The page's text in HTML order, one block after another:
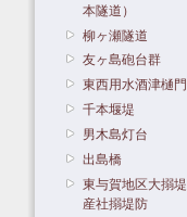
本隧道）
柳ヶ瀬隧道
友ヶ島砲台群
東西用水酒津樋門
千本堰堤
男木島灯台
出島橋
東与賀地区大搦
産社搦堤防